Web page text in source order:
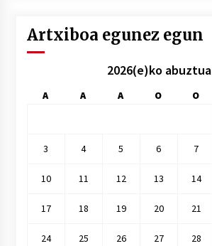
Artxiboa egunez egun
2026(e)ko abuztua
A A A O O
3 4 5 6 7
10 11 12 13 14
17 18 19 20 21
24 25 26 27 28